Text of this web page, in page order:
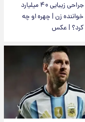
جنجال جراحی زیبایی ۴۰ میلیارد
زن | چهره او چه
| عکس